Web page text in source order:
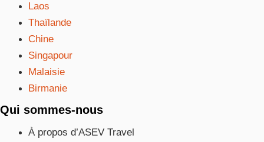
Laos
Thaïlande
Chine
Singapour
Malaisie
Birmanie
Qui sommes-nous
À propos d’ASEV Travel